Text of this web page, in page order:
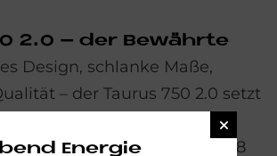
2.0 – der Be­währ­te
Design, schlanke Maße,
– der Taurus 750 2.0 setzt
und ist damit
Zur Ausrüstung gehören 8
Energie